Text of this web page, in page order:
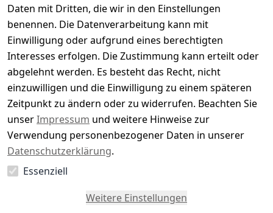
5
( 0 )
4
( 0 )
3
( 0 )
2
( 0 )
1
( 0 )
Es hat noch niemand eine Bewertung für diesen
Artikel abgegeben
Daten mit Dritten, die wir in den Einstellungen
benennen. Die Datenverarbeitung kann mit
Einwilligung oder aufgrund eines berechtigten
Interesses erfolgen. Die Zustimmung kann erteilt oder
abgelehnt werden. Es besteht das Recht, nicht
einzuwilligen und die Einwilligung zu einem späteren
Zeitpunkt zu ändern oder zu widerrufen. Beachten Sie
unserImpressum und weitere Hinweise zur
Verwendung personenbezogener Daten in unserer
Datenschutzerklärung.
Essenziell
Weitere Einstellungen